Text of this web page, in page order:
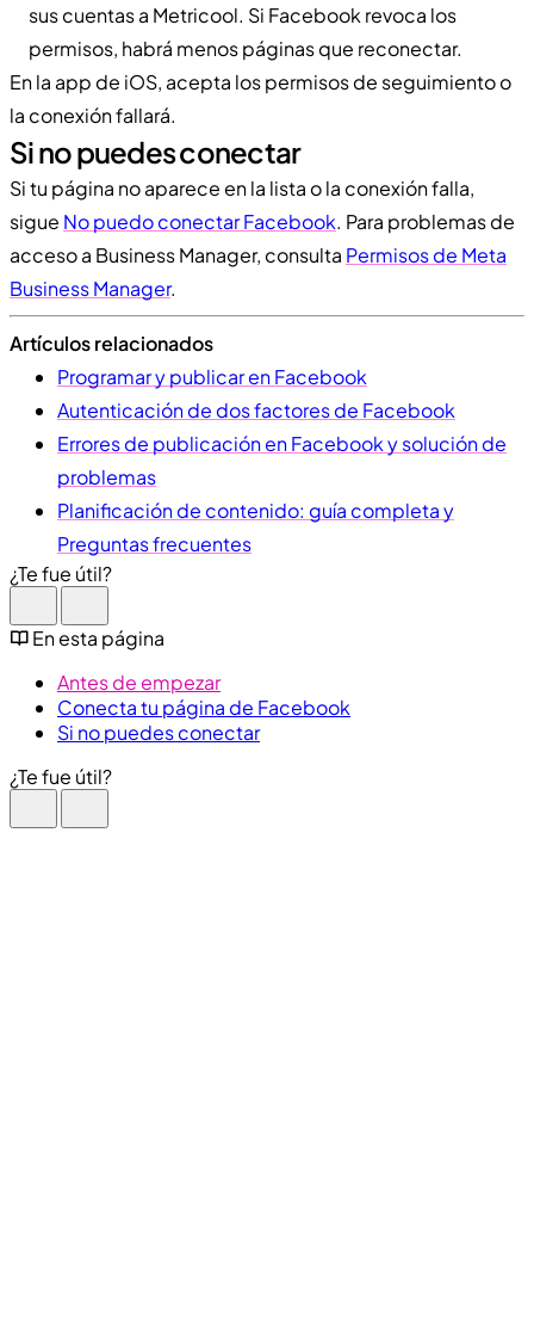
sus cuentas a Metricool. Si Facebook revoca los
permisos, habrá menos páginas que reconectar.
En la app de iOS, acepta los permisos de seguimiento o
la conexión fallará.
Si no puedes conectar
Si tu página no aparece en la lista o la conexión falla,
sigue No puedo conectar Facebook. Para problemas de
acceso a Business Manager, consulta Permisos de Meta
Business Manager.
Artículos relacionados
Programar y publicar en Facebook
Autenticación de dos factores de Facebook
Errores de publicación en Facebook y solución de
problemas
Planificación de contenido: guía completa y
Preguntas frecuentes
¿Te fue útil?
En esta página
Antes de empezar
Conecta tu página de Facebook
Si no puedes conectar
¿Te fue útil?